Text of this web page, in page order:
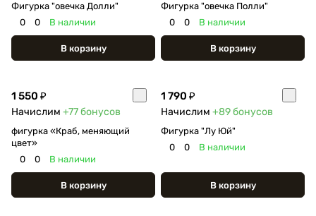
Фигурка "овечка Долли"
0
0 В наличии
В корзину
Фигурка "овечка Полли"
0
0 В наличии
В корзину
1 550 ₽
Начислим +77бонусов
фигурка «Краб, меняющий
цвет»
0
0 В наличии
В корзину
1 790 ₽
Начислим +89бонусов
Фигурка "Лу Юй"
0
0 В наличии
В корзину